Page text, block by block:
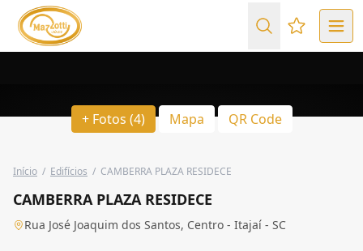
Favoritos
+ Fotos (4) Mapa QR Code
Início / Edifícios / CAMBERRA PLAZA RESIDECE
CAMBERRA PLAZA RESIDECE
Rua José Joaquim dos Santos, Centro - Itajaí - SC